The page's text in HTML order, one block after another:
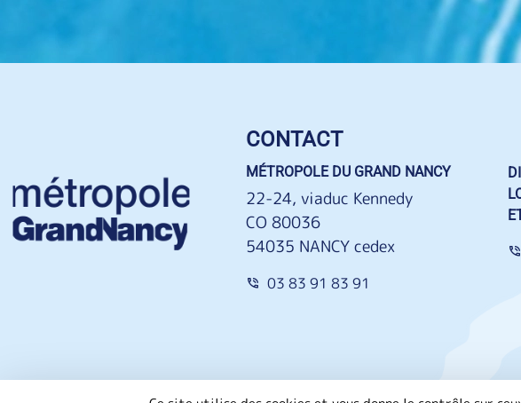
CONTACT
MÉTROPOLE DU GRAND NANCY
22-24, viaduc Kennedy
CO 80036
54035 NANCY cedex
03 83 91 83 91